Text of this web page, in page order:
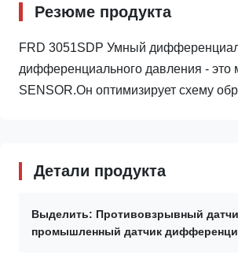
Резюме продукта
FRD 3051SDP Умный
дифференциального давления -
SENSOR.Он оптимизирует схему
Детали продукта
Выделить: Противовзрывный
промышленный датчик